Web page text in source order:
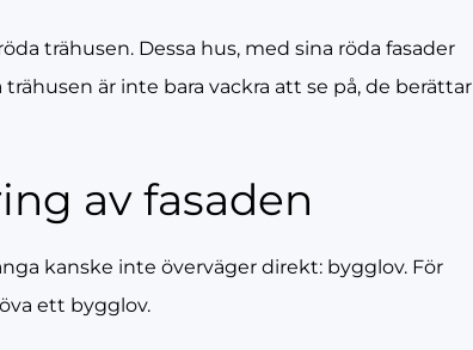
trähusen. Dessa hus, med sina röda fasader
är inte bara vackra att se på, de berättar
av fasaden
kanske inte överväger direkt: bygglov. För
ett bygglov.